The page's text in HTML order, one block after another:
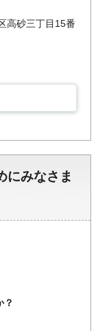
高砂三丁目15番
にみなさま
？